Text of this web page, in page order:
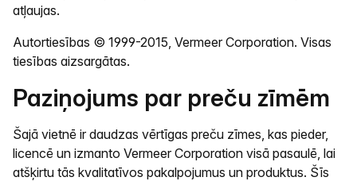
atļaujas.
Autortiesības © 1999-2015, Vermeer Corporation. Visas
tiesības aizsargātas.
Paziņojums par preču zīmēm
Šajā vietnē ir daudzas vērtīgas preču zīmes, kas pieder,
licencē un izmanto Vermeer Corporation visā pasaulē, lai
atšķirtu tās kvalitatīvos pakalpojumus un produktus. Šīs